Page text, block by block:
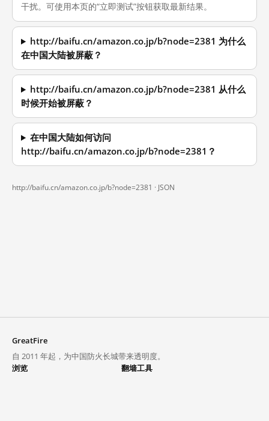
干扰。可使用本页的“立即测试”按钮获取最新结果。
http://baifu.cn/amazon.co.jp/b?node=2381 为什么
在中国大陆被屏蔽？
http://baifu.cn/amazon.co.jp/b?node=2381 从什么
时候开始被屏蔽？
在中国大陆如何访问
http://baifu.cn/amazon.co.jp/b?node=2381？
http://baifu.cn/amazon.co.jp/b?node=2381 · JSON
GreatFire
自 2011 年起，为中国防火长城带来透明度。
浏览
翻墙工具